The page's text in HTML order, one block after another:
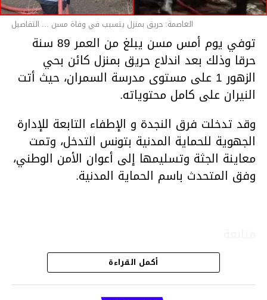
العاصمة: حريق بمنزل يتسبب في وفاة مسن ... التفاصيل
توفي يوم أمس مسن يبلغ من العمر 89 سنة
حرقا وذلك بعد اندلاع حريق بمنزل كائن بحي
الزهور 1 على مستوى مدرسة السمران، حيث أتت
النيران على كامل محتوياته.
وقد تدخلت فرق النجدة و الإطفاء التابعة للإدارة
الجهوية للحماية المدنية بتونس التدخل، وتمت
معاينة الجثة وتسليمها إلى أعوان الأمن الوطني،
وفق المتحدث باسم الحماية المدنية.
قسم الاخبار
أكمل القراءة